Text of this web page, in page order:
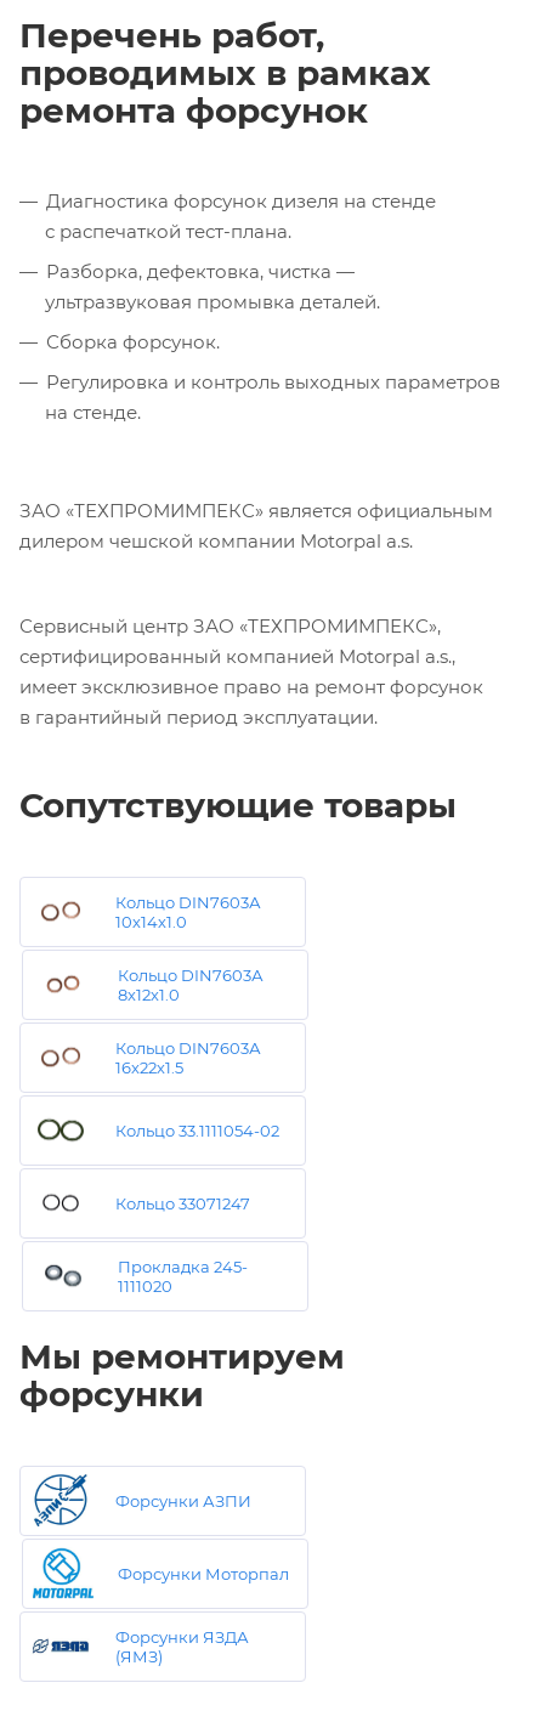
Перечень работ,
проводимых в рамках
ремонта форсунок
Диагностика форсунок дизеля на стенде
с распечаткой тест-плана.
Разборка, дефектовка, чистка —
ультразвуковая промывка деталей.
Сборка форсунок.
Регулировка и контроль выходных параметров
на стенде.
ЗАО «ТЕХПРОМИМПЕКС» является официальным
дилером чешской компании Motorpal a.s.
Сервисный центр ЗАО «ТЕХПРОМИМПЕКС»,
сертифицированный компанией Motorpal a.s.,
имеет эксклюзивное право на ремонт форсунок
в гарантийный период эксплуатации.
Сопутствующие товары
Кольцо DIN7603А
10х14х1.0
Кольцо DIN7603А
8х12х1.0
Кольцо DIN7603А
16х22х1.5
Кольцо 33.1111054-02
Кольцо 33071247
Прокладка 245-
1111020
Мы ремонтируем
форсунки
Форсунки АЗПИ
Форсунки Моторпал
Форсунки ЯЗДА
(ЯМЗ)